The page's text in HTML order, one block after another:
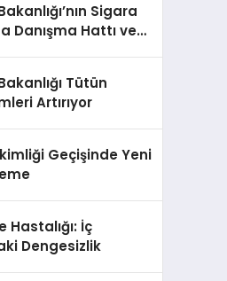
Sigara
Danışma Hattı ve
Tütün
Artırıyor
Geçişinde Yeni
Hastalığı: İç
Dengesizlik